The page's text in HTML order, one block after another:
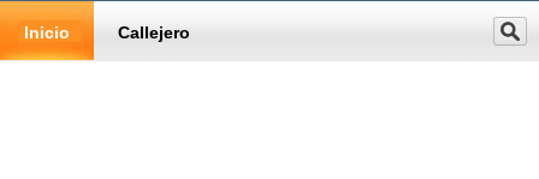
Inicio Callejero